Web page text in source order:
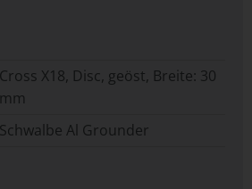
Cross X18, Disc, geöst, Breite: 30
mm
Schwalbe Al Grounder